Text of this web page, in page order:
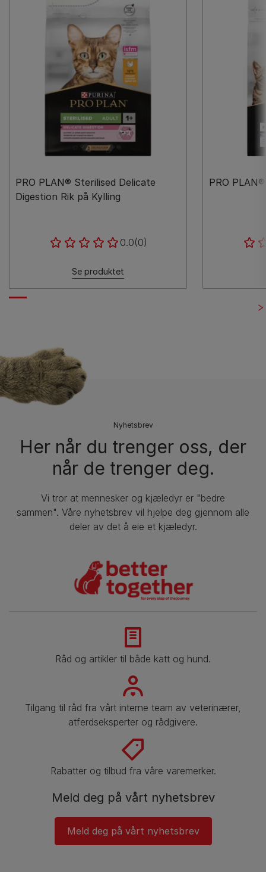
PRO PLAN® Sterilised Delicate
Digestion Rik på Kylling
0.0(0)
Se produktet
PRO
Nyhetsbrev
Her når du trenger oss, der
når de trenger deg.
Vi tror at mennesker og kjæledyr er "bedre
sammen". Våre nyhetsbrev vil hjelpe deg gjennom alle
deler av det å eie et kjæledyr.
Råd og artikler til både katt og hund.
Tilgang til råd fra vårt interne team av veterinærer,
atferdseksperter og rådgivere.
Rabatter og tilbud fra våre varemerker.
Meld deg på vårt nyhetsbrev
Meld deg på vårt nyhetsbrev